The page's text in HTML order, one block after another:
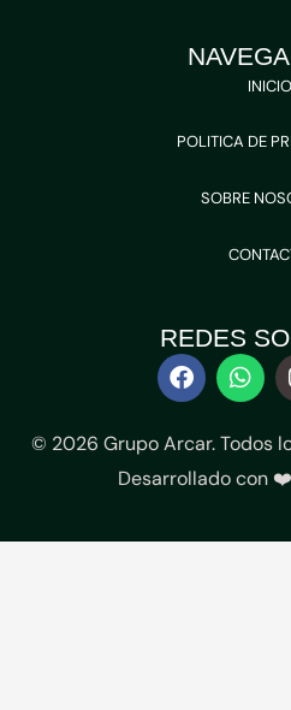
INICIO
POLITICA DE
SOBRE
REDES
F
a
c
e
b
o
W
h
a
t
s
a
© 2026 Grupo Arcar. Todos
Desarrollado con